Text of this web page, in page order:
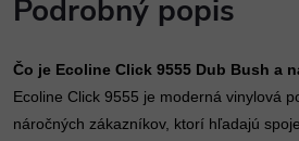
Podrobný popis
Čo je Ecoline Click 9555 Dub Bush a
Ecoline Click 9555 je moderná vinylová
náročných zákazníkov, ktorí hľadajú